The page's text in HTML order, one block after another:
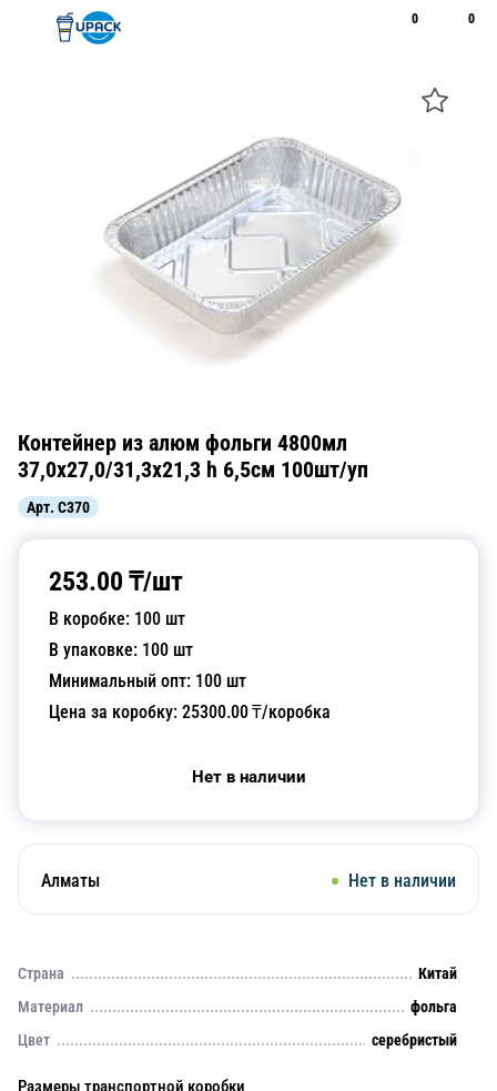
0 0
Контейнер из алюм фольги 4800мл
37,0x27,0/31,3x21,3 h 6,5см 100шт/уп
Арт. C370
253.00 ₸/шт
В коробке: 100 шт
В упаковке: 100 шт
Минимальный опт: 100 шт
Цена за коробку: 25300.00₸/коробка
Нет в наличии
Алматы Нет в наличии
Страна
Китай
Материал
фольга
Цвет
серебристый
Размеры транспортной коробки